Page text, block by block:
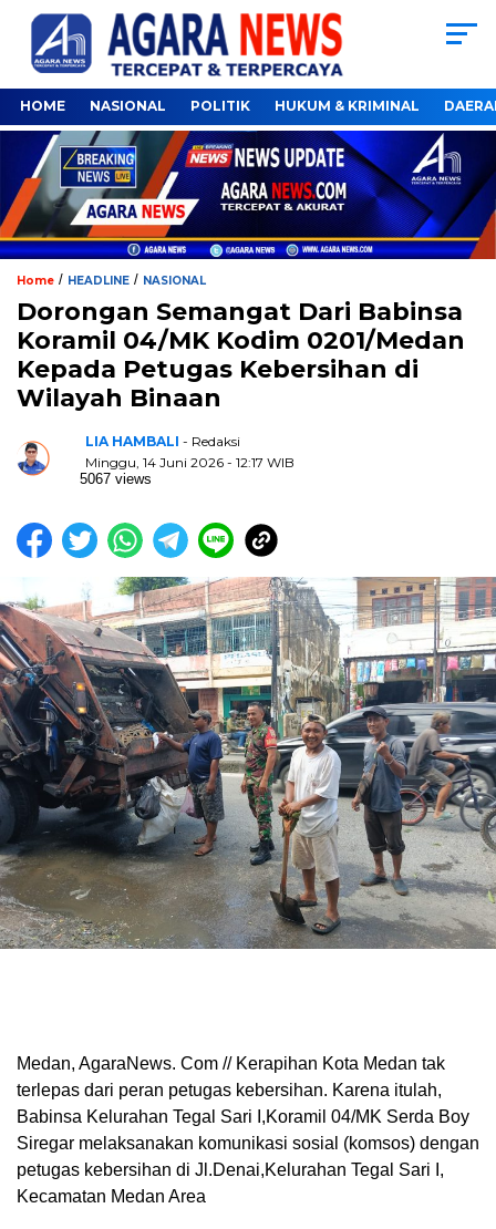
HOME NASIONAL POLITIK HUKUM & KRIMINAL
Home / HEADLINE / NASIONAL
Dorongan Semangat Dari Babinsa
Koramil 04/MK Kodim 0201/Medan
Kepada Petugas Kebersihan di
Wilayah Binaan
LIA HAMBALI - Redaksi
Minggu, 14 Juni 2026 - 12:17 WIB
5067 views
Medan, AgaraNews. Com // Kerapihan Kota Medan tak
terlepas dari peran petugas kebersihan. Karena itulah,
Babinsa Kelurahan Tegal Sari I,Koramil 04/MK Serda Boy
Siregar melaksanakan komunikasi sosial (komsos) dengan
petugas kebersihan di Jl.Denai,Kelurahan Tegal Sari I,
Kecamatan Medan Area